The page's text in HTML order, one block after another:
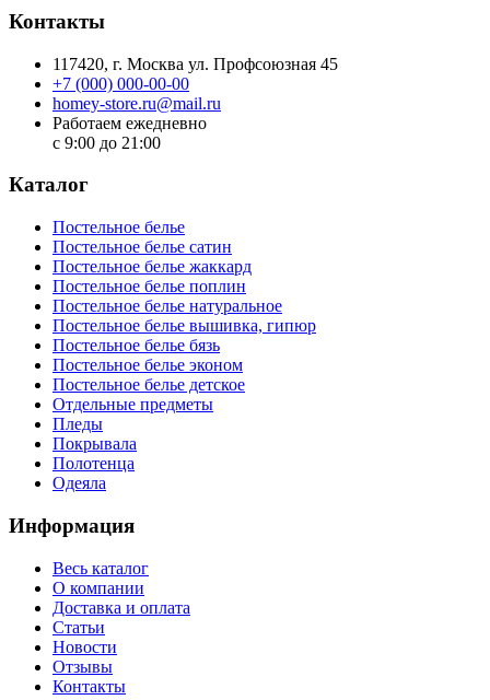
Контакты
117420, г. Москва ул. Профсоюзная 45
+7 (000) 000-00-00
homey-store.ru@mail.ru
Работаем ежедневно
с 9:00 до 21:00
Каталог
Постельное белье
Постельное белье сатин
Постельное белье жаккард
Постельное белье поплин
Постельное белье натуральное
Постельное белье вышивка, гипюр
Постельное белье бязь
Постельное белье эконом
Постельное белье детское
Отдельные предметы
Пледы
Покрывала
Полотенца
Одеяла
Информация
Весь каталог
О компании
Доставка и оплата
Статьи
Новости
Отзывы
Контакты